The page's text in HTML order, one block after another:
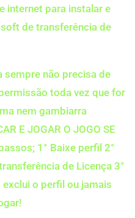
internet para instalar e
de transferência de
sempre não precisa de
toda vez que for
nem gambiarra
E JOGAR O JOGO SE
1° Baixe perfil 2°
de Licença 3°
o perfil ou jamais